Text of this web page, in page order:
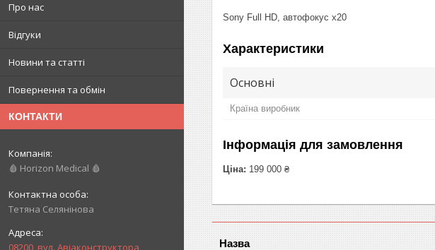
Про нас
Відгуки
Новини та статті
Повернення та обмін
КОНТАКТИ
🩸 Horizon Medical 🩸
Тетяна Селянінова
08200, вул. Авіаконструктора
Sony Full HD, автофокус х20
Характеристики
Основні
Країна виробник
Інформація для замовлення
Ціна: 199 000 ₴